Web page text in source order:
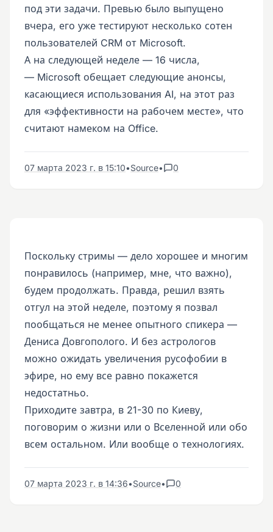
под эти задачи. Превью было выпущено
вчера, его уже тестируют несколько сотен
пользователей CRM от Microsoft.
А на следующей неделе — 16 числа,
— Microsoft обещает следующие анонсы,
касающиеся использования AI, на этот раз
для «эффективности на рабочем месте», что
считают намеком на Office.
07 марта 2023 г. в 15:10•Source• 0
Поскольку стримы — дело хорошее и многим
понравилось (например, мне, что важно),
будем продолжать. Правда, решил взять
отгул на этой неделе, поэтому я позвал
пообщаться не менее опытного спикера —
Дениса Довгополого. И без астрологов
можно ожидать увеличения русофобии в
эфире, но ему все равно покажется
недостатньо.
Приходите завтра, в 21-30 по Киеву,
поговорим о жизни или о Вселенной или обо
всем остальном. Или вообще о технологиях.
07 марта 2023 г. в 14:36•Source• 0